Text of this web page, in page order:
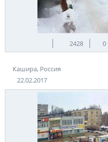
2428 0
Кашира, Россия
22.02.2017